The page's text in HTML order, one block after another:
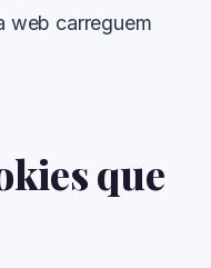
web carreguem
que